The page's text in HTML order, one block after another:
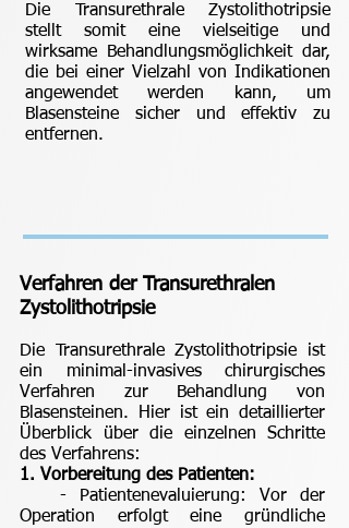
Die Transurethrale Zystolithotripsie
stellt somit eine vielseitige und
wirksame Behandlungsmöglichkeit dar,
die bei einer Vielzahl von Indikationen
angewendet werden kann, um
Blasensteine sicher und effektiv zu
entfernen.
Verfahren der Transurethralen
Zystolithotripsie
Die Transurethrale Zystolithotripsie ist
ein minimal-invasives chirurgisches
Verfahren zur Behandlung von
Blasensteinen. Hier ist ein detaillierter
Überblick über die einzelnen Schritte
des Verfahrens:
1. Vorbereitung des Patienten:
- Patientenevaluierung: Vor der
Operation erfolgt eine gründliche